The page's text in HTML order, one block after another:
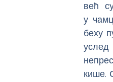
већ
у
беху
услед
кише.